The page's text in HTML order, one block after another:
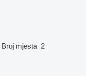
Broj mjesta 2